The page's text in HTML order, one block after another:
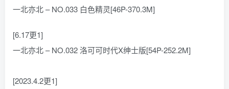
一北亦北 – NO.033 白色精灵[46P-370.3M]
[6.17更1]
一北亦北 – NO.032 洛可可时代X绅士版[54P-252.2M]
[2023.4.2更1]